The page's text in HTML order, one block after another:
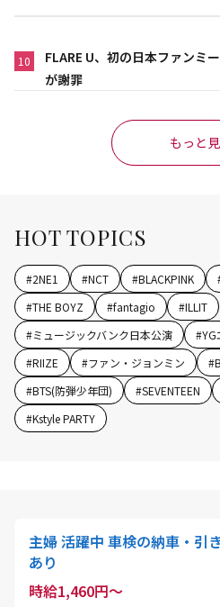
10
FLARE U、初の日本ファンミ
が謝罪
もっと
HOT TOPICS
#2NE1 #NCT #BLACKPINK
#THE BOYZ #fantagio #ILLIT
#ミュージックバンク日本公演 #YG
#RIIZE #ファン・ジョンミン #
#BTS(防弾少年団) #SEVENTEEN
#Kstyle PARTY
主婦 活躍中 車検の納車・引
あり
時給1,460円～